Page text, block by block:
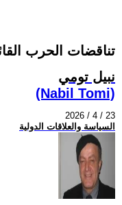
تناقضات الحرب
نبيل تومي
(Nabil Tomi)
2026 / 4 / 23
السياسة والعلاقات الدولية